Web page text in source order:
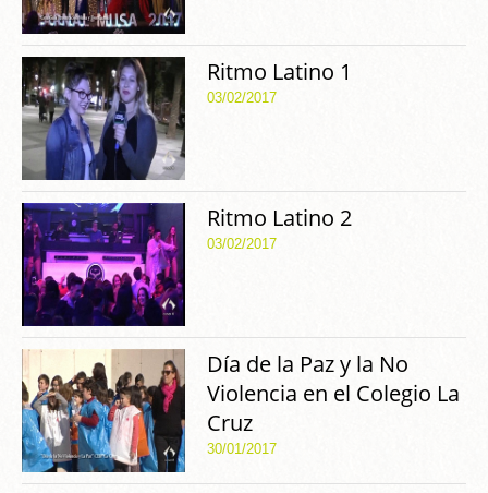
Ritmo Latino 1
03/02/2017
Ritmo Latino 2
03/02/2017
Día de la Paz y la No
Violencia en el Colegio La
Cruz
30/01/2017